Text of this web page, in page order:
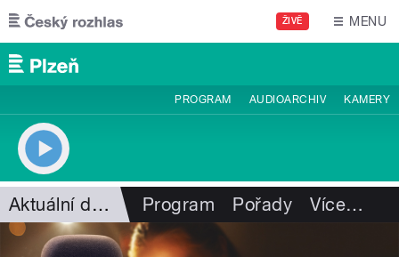
Přejít k hlavnímu obsahu
ŽIVĚ MENU
PROGRAM AUDIOARCHIV KAMERY
Aktuální dění Program Pořady Více…